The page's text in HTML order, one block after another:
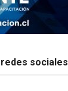
sociales